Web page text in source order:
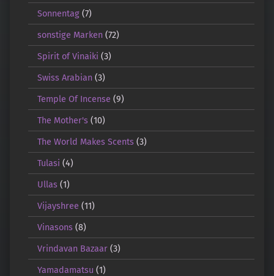
Sonnentag(7)
sonstige Marken(72)
Spirit of Vinaiki (3)
Swiss Arabian(3)
Temple Of Incense (9)
The Mother's(10)
The World Makes Scents(3)
Tulasi (4)
Ullas(1)
Vijayshree (11)
Vinasons(8)
Vrindavan Bazaar(3)
Yamadamatsu (1)